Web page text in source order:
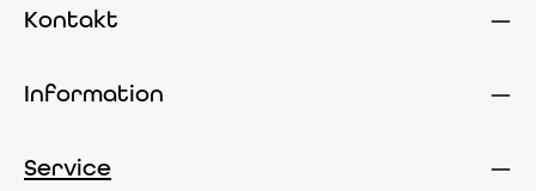
Kontakt
Information
Service